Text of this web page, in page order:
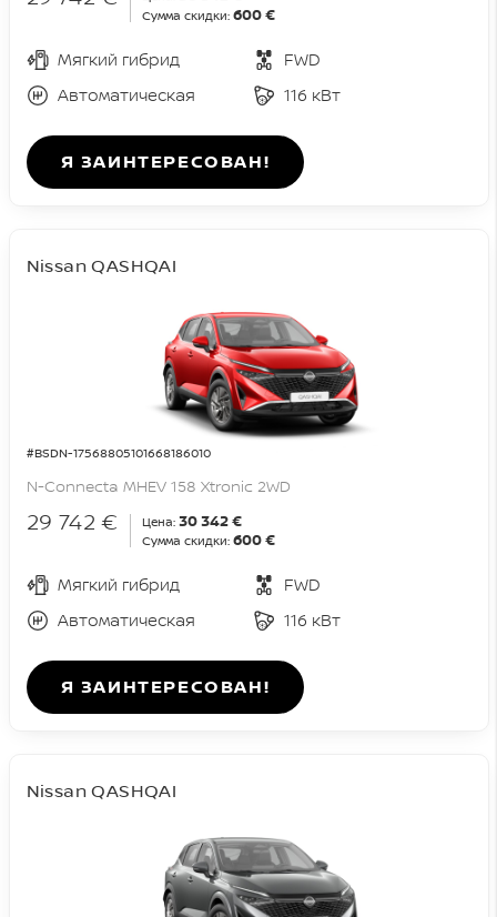
Сумма скидки: 600 €
Мягкий гибрид
FWD
Автоматическая
116 кВт
Я ЗАИНТЕРЕСОВАН!
#BSDN-17568805101668186010
Nissan QASHQAI
N-Connecta MHEV 158 Xtronic 2WD
29 742 € Цена: 30 342 €
Сумма скидки: 600 €
Мягкий гибрид
FWD
Автоматическая
116 кВт
Я ЗАИНТЕРЕСОВАН!
Nissan QASHQAI